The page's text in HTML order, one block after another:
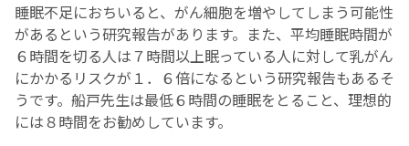
睡眠不足におちいると、がん細胞を増やしてしまう可能性
があるという研究報告があります。また、平均睡眠時間が
６時間を切る人は７時間以上眠っている人に対して乳がん
にかかるリスクが１．６倍になるという研究報告もあるそ
うです。船戸先生は最低６時間の睡眠をとること、理想的
には８時間をお勧めしています。